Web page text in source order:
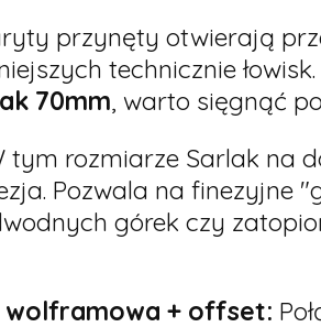
przynęty otwierają
technicznie
70mm, warto sięgnąć
tym rozmiarze Sarlak na
Pozwala na finezyjne
górek czy
wolframowa + offset: